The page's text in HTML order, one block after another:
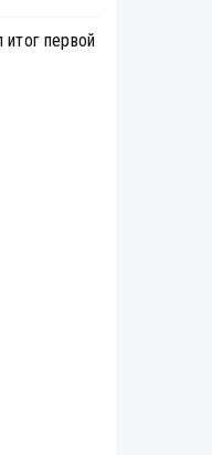
первой